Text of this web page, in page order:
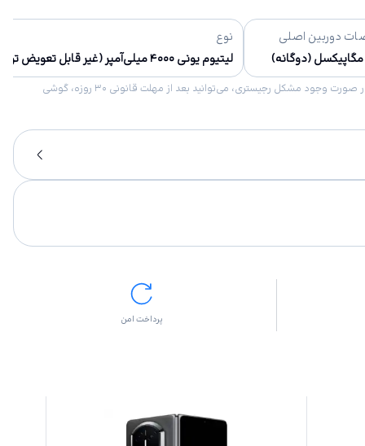
دوربین اصلی
نوع
لیتیوم یونی ۴۰۰۰ میلی‌آمپر (غیر قابل تعویض توسط کاربر)
امکان برگشت کالا در گروه موبایل با دلیل “انصراف از خرید“ تنها در صورتی مورد قبول است که پلمب کالا باز نشده باشد. تمام گوشی‌های جی‌اس‌ام ضمانت رجیستری دارند. در صورت وجود مشکل رجیستری، می‌توانید بعد از مهلت قانونی ۳۰ روزه، گوشی
پرداخت امن